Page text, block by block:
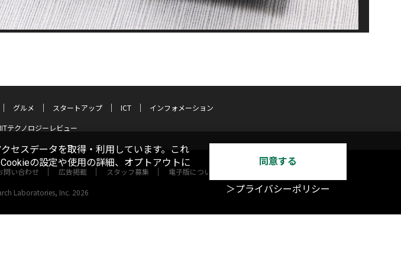
グルメ スタートアップ ICT
インフォメーション
テクノロジーレビュー
問い合わせ 広告掲載 スタッフ募集 電子版について
Laboratories, Inc. 2026
セスデータを取得・利用しています。これ
の設定や使用の詳細、オプトアウトに
同意する
＞プライバシーポリシー